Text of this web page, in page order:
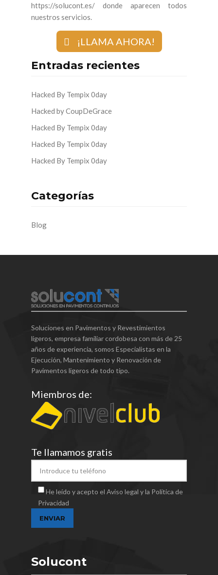
https://solucont.es/ donde aparecen todos
nuestros servicios.
¡LLAMA AHORA!
Entradas recientes
Hacked By Tempix 0day
Hacked by CoupDeGrace
Hacked By Tempix 0day
Hacked By Tempix 0day
Hacked By Tempix 0day
Categorías
Blog
Soluciones en Pavimentos y Revestimientos
ligeros, empresa familiar cordobesa con más de 25
años de experiencia, somos Especialistas en la
Ejecución, Mantenimiento y Renovación de
Pavimentos ligeros de todo tipo.
Miembros de:
Te llamamos gratis
He leído y acepto el Aviso legal y la Política de
Privacidad
Solucont